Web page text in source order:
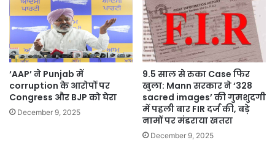
‘AAP’ ने Punjab में
corruption के आरोपों पर
Congress और BJP को घेरा
December 9, 2025
9.5 साल से रुका Case फिर
खुला: Mann सरकार ने ‘328
sacred images’ की गुमशुदगी
में पहली बार FIR दर्ज की, बड़े
नामों पर मंडराया खतरा
December 9, 2025